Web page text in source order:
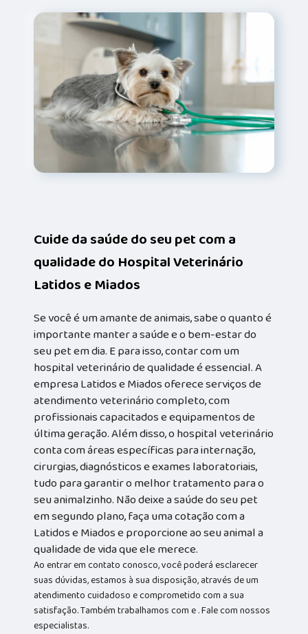
Cuide da saúde do seu pet com a
qualidade do Hospital Veterinário
Latidos e Miados
Se você é um amante de animais, sabe o quanto é
importante manter a saúde e o bem-estar do
seu pet em dia. E para isso, contar com um
hospital veterinário de qualidade é essencial. A
empresa Latidos e Miados oferece serviços de
atendimento veterinário completo, com
profissionais capacitados e equipamentos de
última geração. Além disso, o hospital veterinário
conta com áreas específicas para internação,
cirurgias, diagnósticos e exames laboratoriais,
tudo para garantir o melhor tratamento para o
seu animalzinho. Não deixe a saúde do seu pet
em segundo plano, faça uma cotação com a
Latidos e Miados e proporcione ao seu animal a
qualidade de vida que ele merece.
Ao entrar em contato conosco, você poderá esclarecer
suas dúvidas, estamos à sua disposição, através de um
atendimento cuidadoso e comprometido com a sua
satisfação. Também trabalhamos com e . Fale com nossos
especialistas.